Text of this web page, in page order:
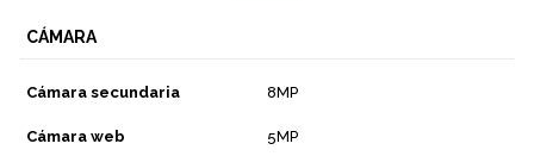
CÁMARA
Cámara secundaria 8MP
Cámara web 5MP